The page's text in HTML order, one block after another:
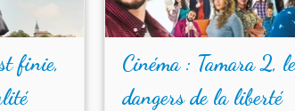
finie,
Cinéma : Tamara 2,
dangers de la liberté